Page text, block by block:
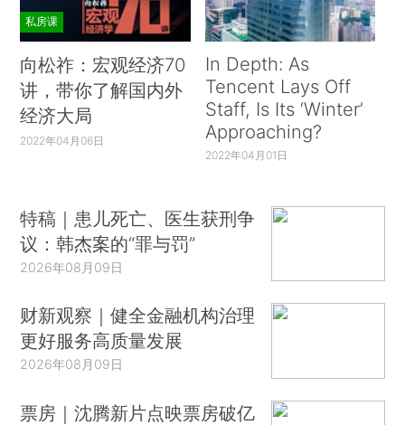
私房课
向松祚：宏观经济70
讲，带你了解国内外
经济大局
2022年04月06日
In Depth: As
Tencent Lays Off
Staff, Is Its ‘Winter’
Approaching?
2022年04月01日
特稿｜患儿死亡、医生获刑争
议：韩杰案的“罪与罚”
2026年08月09日
财新观察｜健全金融机构治理
更好服务高质量发展
2026年08月09日
票房｜沈腾新片点映票房破亿